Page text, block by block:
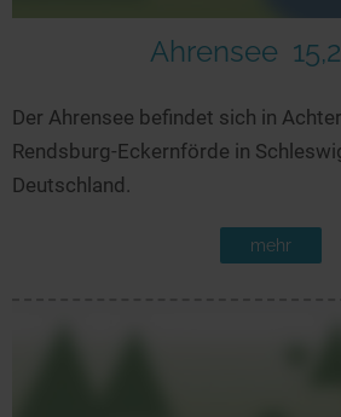
Ahrensee
Der Ahrensee befindet sich in
Rendsburg-Eckernförde in
Deutschland.
mehr